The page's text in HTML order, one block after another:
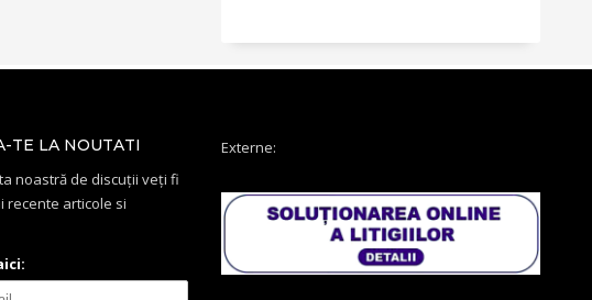
TE LA NOUTATI
noastră de discuții veți fi
recente articole si
Externe: